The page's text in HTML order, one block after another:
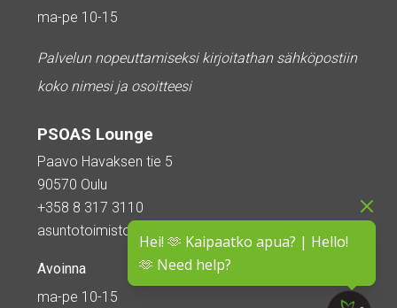
Hei! 🫶 Kaipaatko apua? | Hello!
🫶 Need help?
ma-pe 10-15
Palvelun nopeuttamiseksi kirjoitathan sähköpostiin
koko nimesi ja osoitteesi
PSOAS Lounge
Paavo Havaksen tie 5
90570 Oulu
+358 8 317 3110
asuntotoimisto@psoas.fi
Avoinna
ma-pe 10-15